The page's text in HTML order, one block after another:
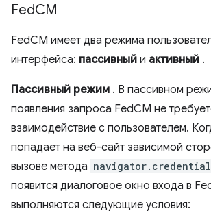
FedCM
FedCM имеет два режима
интерфейса: пассивный и активный .
Пассивный режим . В пассивном
появления запроса FedCM не
взаимодействие с пользователем.
попадает на веб-сайт зависимой
вызове метода
появится диалоговое окно входа в
выполняются следующие условия: